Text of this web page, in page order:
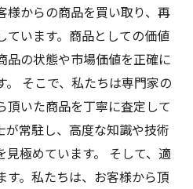
様からの商品を買い取り、再
ています。商品としての価値
品の状態や市場価値を正確に
そこで、私たちは専門家の
頂いた商品を丁寧に査定して
が常駐し、高度な知識や技術
極めています。 そして、適
す。私たちは、お客様から頂